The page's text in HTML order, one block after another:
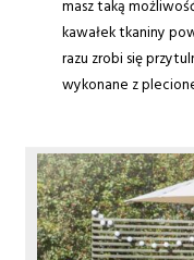
masz taką
kawałek tkaniny
razu zrobi się
wykonane z